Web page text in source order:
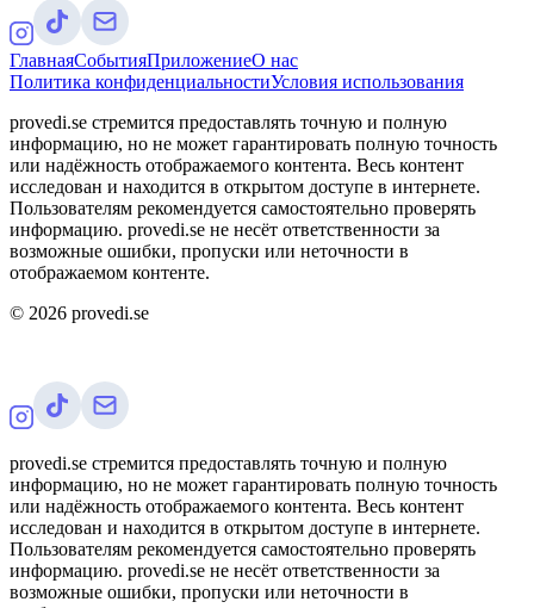
ГлавнаяСобытияПриложениеО нас
Политика конфиденциальностиУсловия использования
provedi.se стремится предоставлять точную и полную
информацию, но не может гарантировать полную точность
или надёжность отображаемого контента. Весь контент
исследован и находится в открытом доступе в интернете.
Пользователям рекомендуется самостоятельно проверять
информацию. provedi.se не несёт ответственности за
возможные ошибки, пропуски или неточности в
отображаемом контенте.
© 2026 provedi.se
provedi.se стремится предоставлять точную и полную
информацию, но не может гарантировать полную точность
или надёжность отображаемого контента. Весь контент
исследован и находится в открытом доступе в интернете.
Пользователям рекомендуется самостоятельно проверять
информацию. provedi.se не несёт ответственности за
возможные ошибки, пропуски или неточности в